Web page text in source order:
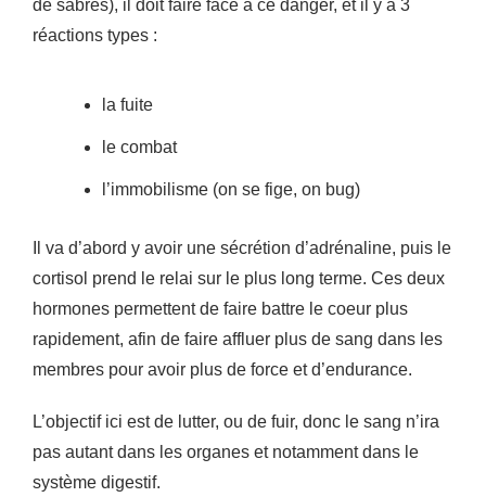
de sabres), il doit faire face à ce danger, et il y a 3
réactions types :
la fuite
le combat
l’immobilisme (on se fige, on bug)
Il va d’abord y avoir une sécrétion d’adrénaline, puis le
cortisol prend le relai sur le plus long terme. Ces deux
hormones permettent de faire battre le coeur plus
rapidement, afin de faire affluer plus de sang dans les
membres pour avoir plus de force et d’endurance.
L’objectif ici est de lutter, ou de fuir, donc le sang n’ira
pas autant dans les organes et notamment dans le
système digestif.